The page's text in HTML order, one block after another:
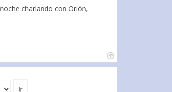
charlando con Orión,